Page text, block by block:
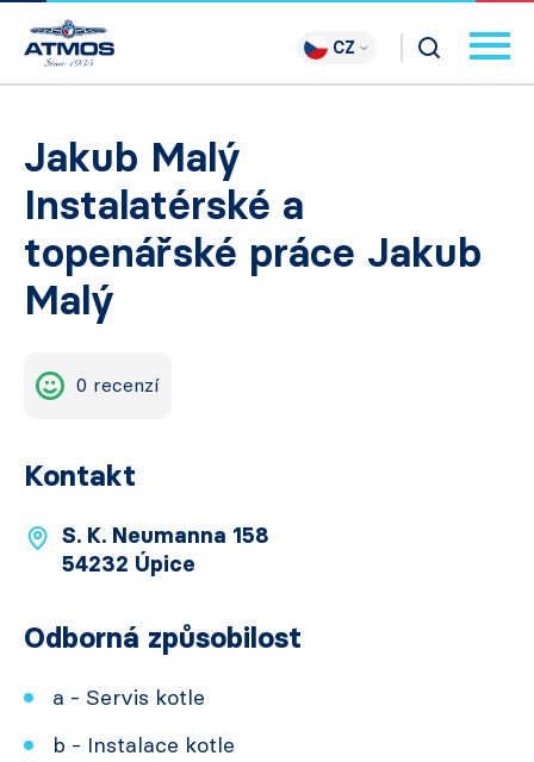
CZ
Jakub Malý
Instalatérské a
topenářské práce Jakub
Malý
0 recenzí
Kontakt
S. K. Neumanna 158
54232 Úpice
Odborná způsobilost
a - Servis kotle
b - Instalace kotle